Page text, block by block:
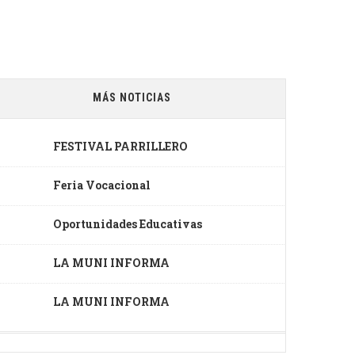
MÁS NOTICIAS
FESTIVAL PARRILLERO
Feria Vocacional
Oportunidades Educativas
LA MUNI INFORMA
LA MUNI INFORMA